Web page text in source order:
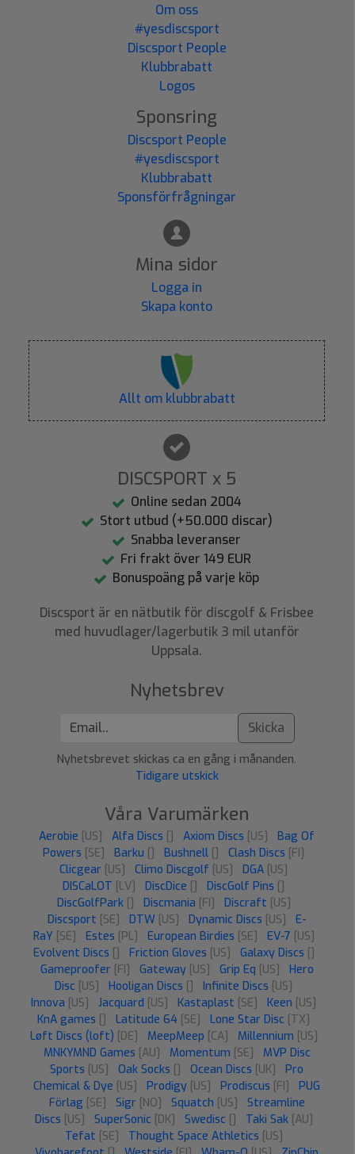
Om oss
#yesdiscsport
Discsport People
Klubbrabatt
Logos
Sponsring
Discsport People
#yesdiscsport
Klubbrabatt
Sponsförfrågningar
Mina sidor
Logga in
Skapa konto
Allt om klubbrabatt
DISCSPORT x 5
Online sedan 2004
Stort utbud (+50.000 discar)
Snabba leveranser
Fri frakt över 149 EUR
Bonuspoäng på varje köp
Discsport är en nätbutik för discgolf & Frisbee
med huvudlager/lagerbutik 3 mil utanför
Uppsala.
Nyhetsbrev
Skicka
Nyhetsbrevet skickas ca en gång i månanden.
Tidigare utskick
Våra Varumärken
Aerobie [US] Alfa Discs Axiom Discs [US]
Bag Of
Powers [SE] Barku Bushnell Clash Discs [FI]
Clicgear [US] Climo Discgolf [US] DGA [US]
DISCaLOT [LV] DiscDice DiscGolf Pins
DiscGolfPark
Discmania [FI] Discraft [US]
Discsport [SE] DTW [US] Dynamic Discs [US]
E-
RaY [SE] Estes [PL] European Birdies [SE] EV-7 [US]
Evolvent Discs
Friction Gloves [US] Galaxy Discs
Gameproofer [FI] Gateway [US] Grip Eq [US]
Hero
Disc [US] Hooligan Discs Infinite Discs [US]
Innova [US] Jacquard [US] Kastaplast [SE] Keen [US]
KnA games
Latitude 64 [SE] Lone Star Disc [TX]
Løft Discs (loft) [DE] MeepMeep [CA] Millennium [US]
MNKYMND Games [AU] Momentum [SE]
MVP Disc
Sports [US] Oak Socks Ocean Discs [UK]
Pro
Chemical & Dye [US] Prodigy [US] Prodiscus [FI]
PUG
Förlag [SE] Sigr [NO] Squatch [US]
Streamline
Discs [US] SuperSonic [DK] Swedisc Taki Sak [AU]
Tefat [SE] Thought Space Athletics [US]